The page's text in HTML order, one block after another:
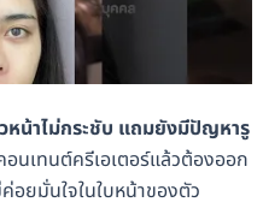
น้าไม่กระชับ แถมยังมีปัญหารู
นเทนต์ครีเอเตอร์แล้วต้องออก
อยมั่นใจในใบหน้าของตัว